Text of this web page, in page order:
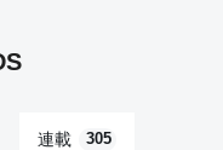
連載 305